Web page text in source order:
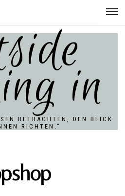
in
BETRACHTEN, DEN BLICK N
RICHTEN."